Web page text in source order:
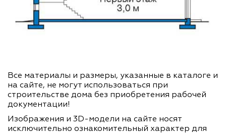
Все материалы и размеры, указанные в каталоге и
на сайте, не могут использоваться при
строительстве дома без приобретения рабочей
документации!
Изображения и 3D-модели на сайте носят
исключительно ознакомительный характер для